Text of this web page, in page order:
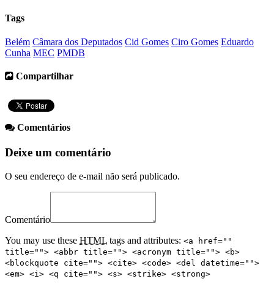
Tags
Belém Câmara dos Deputados Cid Gomes Ciro Gomes Eduardo
Cunha MEC PMDB
Compartilhar
Comentários
Deixe um comentário
O seu endereço de e-mail não será publicado.
Comentário
You may use these HTML tags and attributes: <a href=""
title=""> <abbr title=""> <acronym title=""> <b>
<blockquote cite=""> <cite> <code> <del datetime="">
<em> <i> <q cite=""> <s> <strike> <strong>